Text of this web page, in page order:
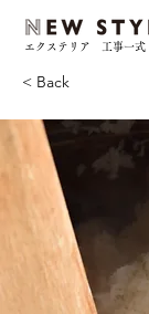
エクステリア 工事一式
< Back